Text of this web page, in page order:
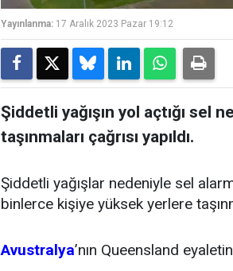
Yayınlanma: 17 Aralık 2023 Pazar 19:12
Şiddetli yağışın yol açtığı sel
taşınmaları çağrısı yapıldı.
Şiddetli yağışlar nedeniyle sel
binlerce kişiye yüksek yerlere
Avustralya’nın Queensland